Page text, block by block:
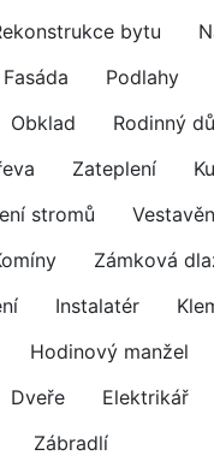
bytu
Fasáda Podlahy
Obklad
Rodinný
Zateplení
stromů
Zámková
Instalatér
Hodinový manžel
Dveře Elektrikář
Zábradlí